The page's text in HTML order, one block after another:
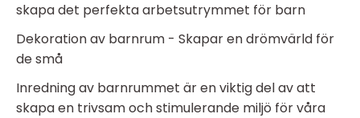
skapa det perfekta arbetsutrymmet för barn
Dekoration av barnrum - Skapar en drömvärld för
de små
Inredning av barnrummet är en viktig del av att
skapa en trivsam och stimulerande miljö för våra